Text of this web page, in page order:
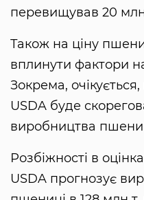
перевищував 20
Також на ціну
вплинути фактори
Зокрема,
USDA буде
виробництва
Розбіжності в
USDA прогнозує